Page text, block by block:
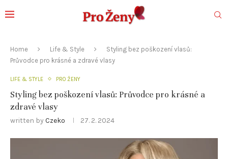
Home Life & Style
Styling bez poškození vlasů:
Průvodce pro krásné a zdravé vlasy
LIFE & STYLE PRO ŽENY
Styling bez poškození vlasů: Průvodce pro krásné a
zdravé vlasy
written by Czeko 27. 2. 2024